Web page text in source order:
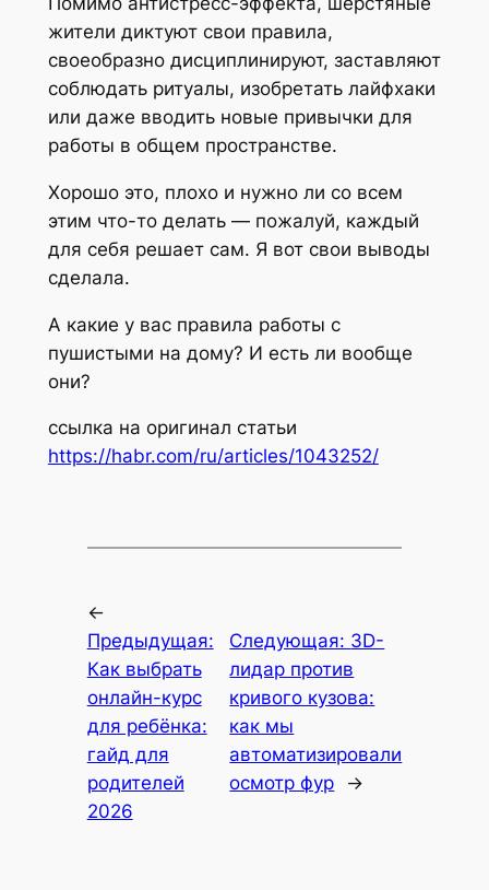
жители диктуют свои правила,
своеобразно дисциплинируют, заставляют
соблюдать ритуалы, изобретать лайфхаки
или даже вводить новые привычки для
работы в общем пространстве.
Хорошо это, плохо и нужно ли со всем
этим что-то делать — пожалуй, каждый
для себя решает сам. Я вот свои выводы
сделала.
А какие у вас правила работы с
пушистыми на дому? И есть ли вообще
они?
ссылка на оригинал статьи
https://habr.com/ru/articles/1043252/
←
Предыдущая:
Как выбрать
онлайн-курс
для ребёнка:
гайд для
родителей
2026
Следующая: 3D-
лидар против
кривого кузова:
как мы
автоматизировали
осмотр фур
→